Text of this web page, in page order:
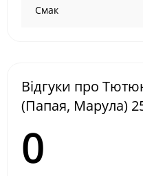
Смак
Відгуки про
(Папая, Марула)
0